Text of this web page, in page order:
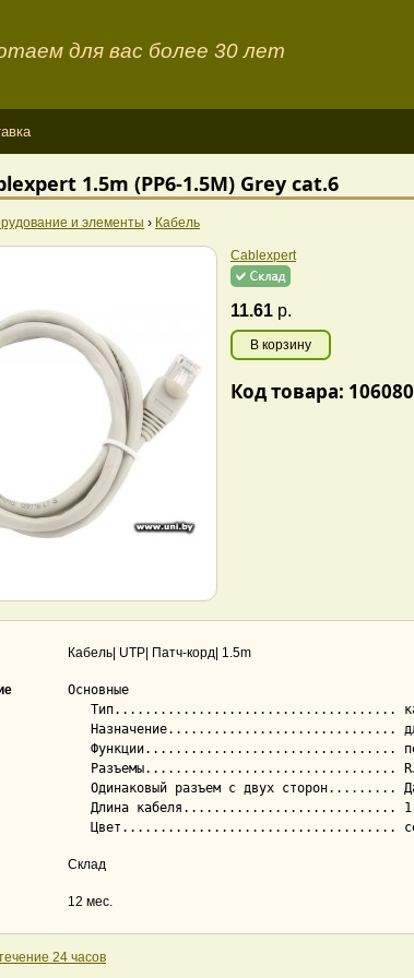
для вас более 30 лет
1.5m (PP6-1.5M) Grey cat.6
и элементы › Кабель
Cablexpert
11.61 р.
В корзину
Код товара: 106080
Кабель| UTP| Патч-корд| 1.5m
Основные
Склад
12 мес.
24 часов